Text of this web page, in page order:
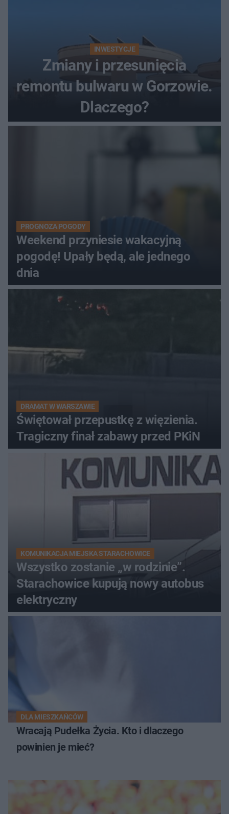
INWESTYCJE
Zmiany i przesunięcia
remontu bulwaru w Gorzowie.
Dlaczego?
PROGNOZA POGODY
Weekend przyniesie wakacyjną
pogodę! Upały będą, ale jednego
dnia
DRAMAT W WARSZAWIE
Świętował przepustkę z więzienia.
Tragiczny finał zabawy przed PKiN
KOMUNIKACJA MIEJSKA STARACHOWICE
Wszystko zostanie „w rodzinie”.
Starachowice kupują nowy autobus
elektryczny
DLA MIESZKAŃCÓW
Wracają Pudełka Życia. Kto i dlaczego
powinien je mieć?